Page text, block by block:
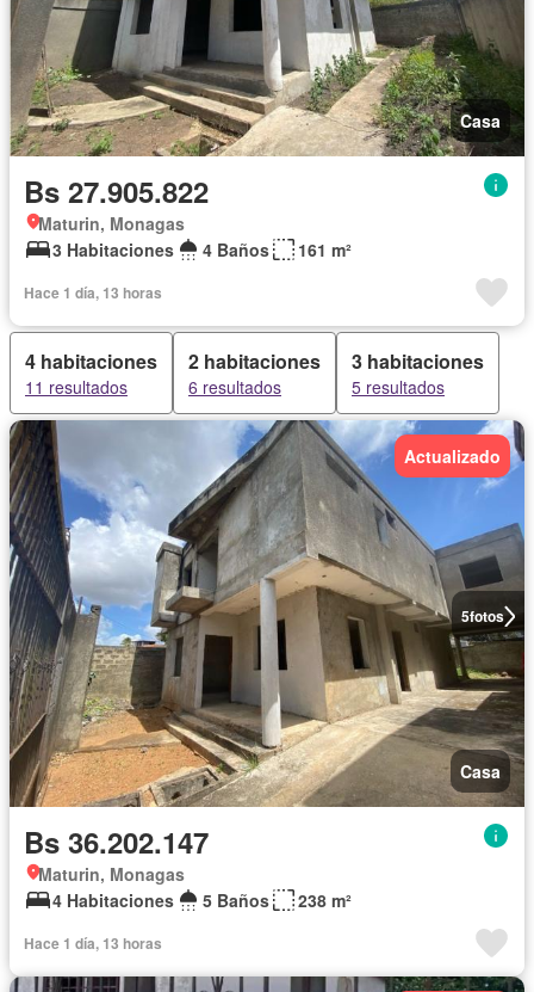
Casa
Bs 27.905.822
Maturin, Monagas
3 Habitaciones
4 Baños 161 m²
Hace 1 día, 13 horas
4 habitaciones
11 resultados
2 habitaciones
6 resultados
3 habitaciones
5 resultados
5fotos
Actualizado
Casa
Bs 36.202.147
Maturin, Monagas
4 Habitaciones
5 Baños 238 m²
Hace 1 día, 13 horas